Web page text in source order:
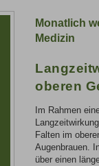
Monatlich
Medizin
oberen
Im Rahmen
Falten im
Augenbrauen.
über einen